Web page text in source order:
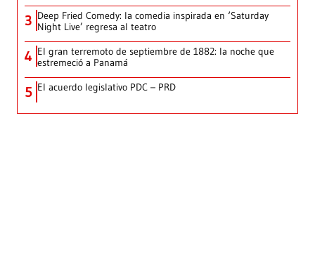
3 Deep Fried Comedy: la comedia inspirada en ‘Saturday
Night Live’ regresa al teatro
4 El gran terremoto de septiembre de 1882: la noche que
estremeció a Panamá
5 El acuerdo legislativo PDC – PRD